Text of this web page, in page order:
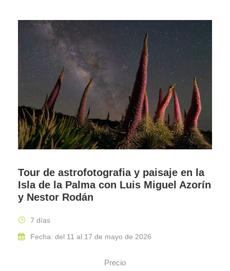
Tour de astrofotografia y paisaje en la
Isla de la Palma con Luis Miguel Azorín
y Nestor Rodán
7 días
Fecha: del 11 al 17 de mayo de 2026
Precio